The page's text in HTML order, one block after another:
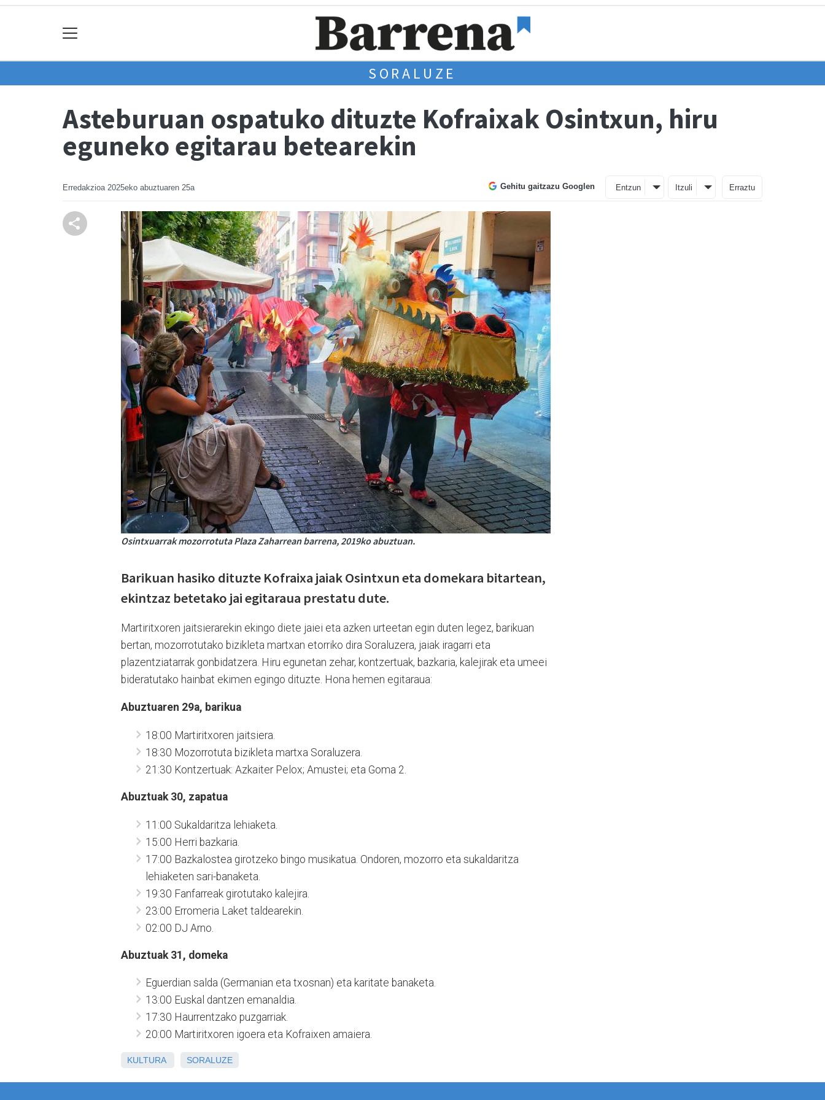
SORALUZE
Asteburuan ospatuko dituzte Kofraixak Osintxun, hiru
eguneko egitarau betearekin
Erredakzioa 2025eko abuztuaren 25a Gehitu gaitzazu Googlen Entzun Itzuli Erraztu
Osintxuarrak mozorrotuta Plaza Zaharrean barrena, 2019ko abuztuan.
Barikuan hasiko dituzte Kofraixa jaiak Osintxun eta domekara bitartean,
ekintzaz betetako jai egitaraua prestatu dute.
Martiritxoren jaitsierarekin ekingo diete jaiei eta azken urteetan egin duten legez, barikuan
bertan, mozorrotutako bizikleta martxan etorriko dira Soraluzera, jaiak iragarri eta
plazentziatarrak gonbidatzera. Hiru egunetan zehar, kontzertuak, bazkaria, kalejirak eta umeei
bideratutako hainbat ekimen egingo dituzte. Hona hemen egitaraua:
Abuztuaren 29a, barikua
18:00 Martiritxoren jaitsiera.
18:30 Mozorrotuta bizikleta martxa Soraluzera.
21:30 Kontzertuak: Azkaiter Pelox; Amustei; eta Goma 2.
Abuztuak 30, zapatua
11:00 Sukaldaritza lehiaketa.
15:00 Herri bazkaria.
17:00 Bazkalostea girotzeko bingo musikatua. Ondoren, mozorro eta sukaldaritza
lehiaketen sari-banaketa.
19:30 Fanfarreak girotutako kalejira.
23:00 Erromeria Laket taldearekin.
02:00 DJ Arno.
Abuztuak 31, domeka
Eguerdian salda (Germanian eta txosnan) eta karitate banaketa.
13:00 Euskal dantzen emanaldia.
17:30 Haurrentzako puzgarriak.
20:00 Martiritxoren igoera eta Kofraixen amaiera.
KULTURA SORALUZE